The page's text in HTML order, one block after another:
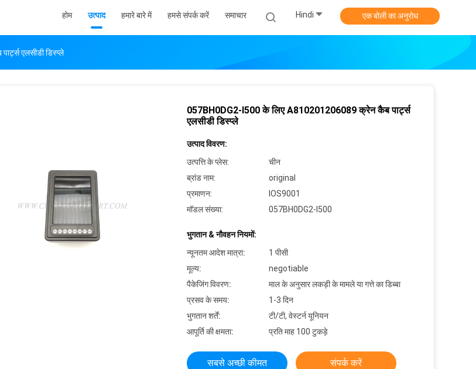
होम उत्पाद हमारे बारे में हमसे संपर्क करें समाचार Hindi एक बोली का अनुरोध
एलसीडी डिस्प्ले
057BH0DG2-I500 के लिए A810201206089 क्रेन कैब पार्ट्स
एलसीडी डिस्प्ले
उत्पाद विवरण:
उत्पत्ति के प्लेस:
चीन
ब्रांड नाम:
original
प्रमाणन:
IOS9001
मॉडल संख्या:
057BH0DG2-I500
भुगतान & नौवहन नियमों:
न्यूनतम आदेश मात्रा:
1 पीसी
मूल्य:
negotiable
पैकेजिंग विवरण:
माल के अनुसार लकड़ी के मामले या गत्ते का डिब्बा
प्रसव के समय:
1-3 दिन
भुगतान शर्तें:
टी/टी, वेस्टर्न यूनियन
आपूर्ति की क्षमता:
प्रति माह 100 टुकड़े
सबसे अच्छी कीमत संपर्क करें